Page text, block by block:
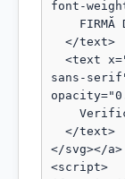
font-
sans-
</svg></a>
<script>